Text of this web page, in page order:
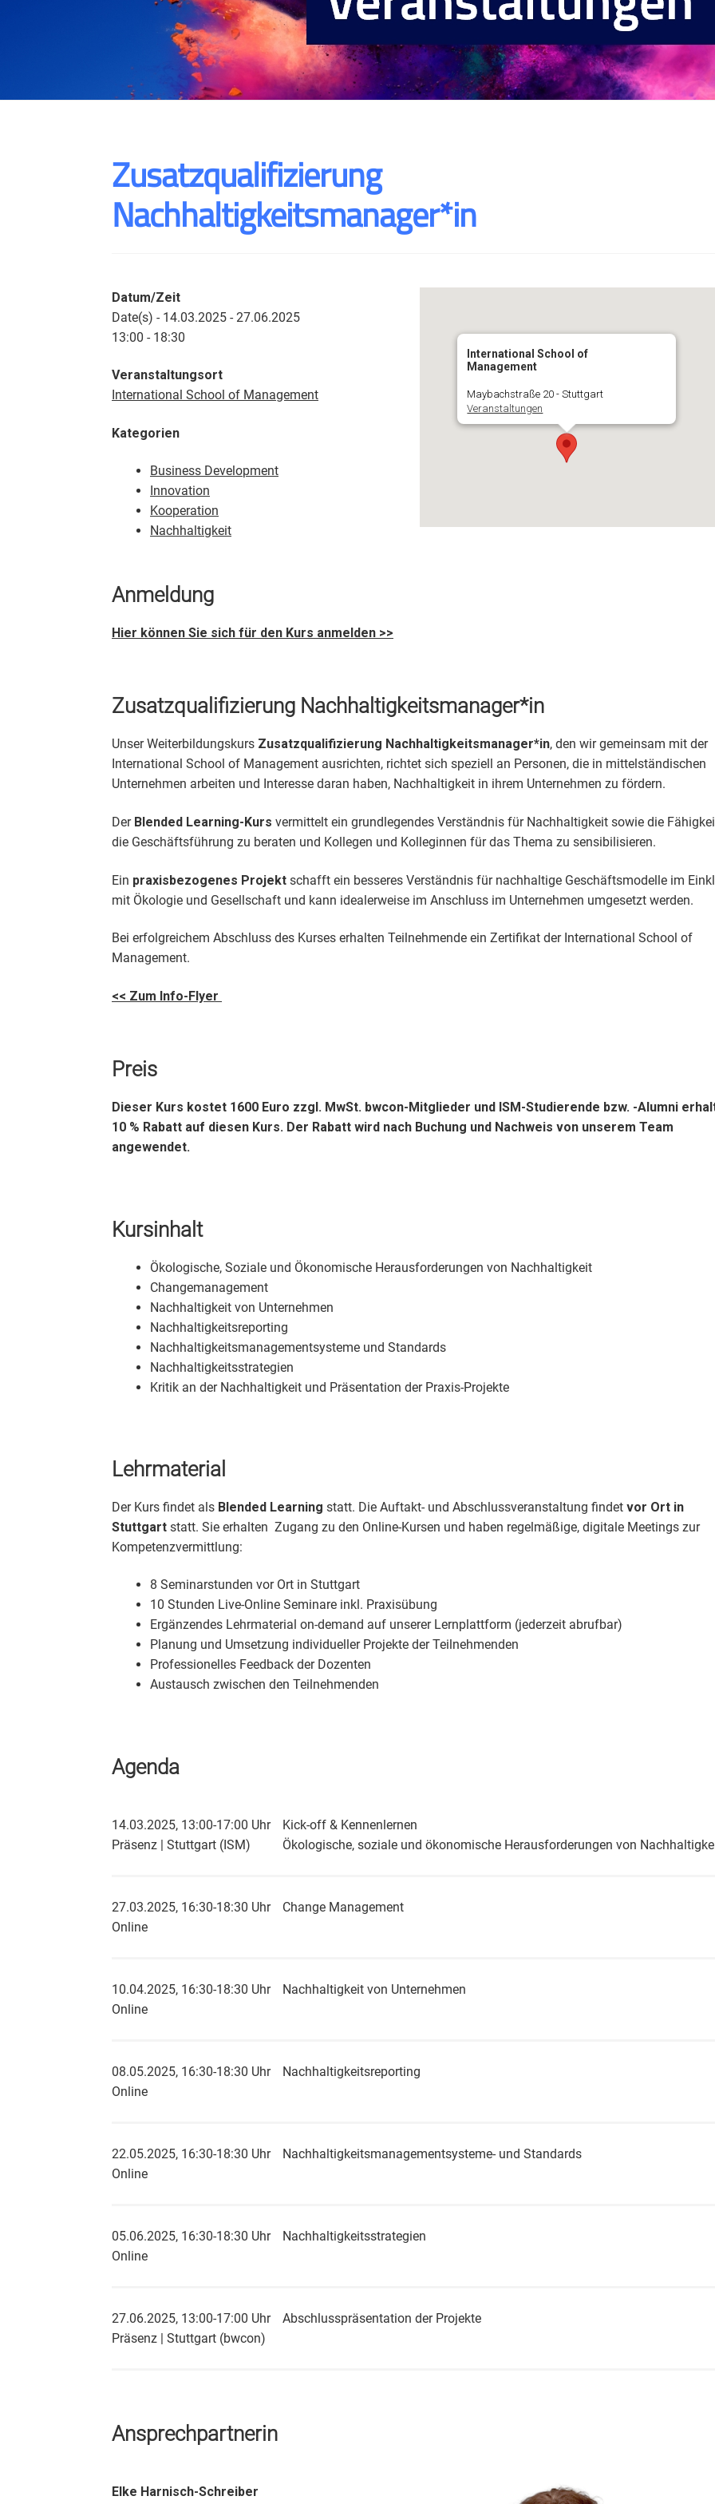
Zusatzqualifizierung
Nachhaltigkeitsmanager*in
International School of
Management
Maybachstraße 20 - Stuttgart
Veranstaltungen
Datum/Zeit
Date(s) - 14.03.2025 - 27.06.2025
13:00 - 18:30
Veranstaltungsort
International School of Management
Kategorien
Business Development
Innovation
Kooperation
Nachhaltigkeit
Anmeldung
Hier können Sie sich für den Kurs anmelden >>
Zusatzqualifizierung Nachhaltigkeitsmanager*in
Unser Weiterbildungskurs Zusatzqualifizierung Nachhaltigkeitsmanager*in, den wir gemeinsam mit der
International School of Management ausrichten, richtet sich speziell an Personen, die in mittelständischen
Unternehmen arbeiten und Interesse daran haben, Nachhaltigkeit in ihrem Unternehmen zu fördern.
Der Blended Learning-Kurs vermittelt ein grundlegendes Verständnis für Nachhaltigkeit sowie die
die Geschäftsführung zu beraten und Kollegen und Kolleginnen für das Thema zu sensibilisieren.
Ein praxisbezogenes Projektschafft ein besseres Verständnis für nachhaltige Geschäftsmodelle im
mit Ökologie und Gesellschaft und kann idealerweise im Anschluss im Unternehmen umgesetzt werden.
Bei erfolgreichem Abschluss des Kurses erhalten Teilnehmende ein Zertifikat der International School of
Management.
<< Zum Info-Flyer
Preis
Dieser Kurs kostet 1600 Euro zzgl . MwSt. bwcon-Mitglieder und ISM-Studierende bzw. -Alumni
10 % Rabatt auf diesen Kurs. Der Rabatt wird nach Buchung und Nachweis von unserem Team
angewendet.
Kursinhalt
Ökologische, Soziale und Ökonomische Herausforderungen von Nachhaltigkeit
Changemanagement
Nachhaltigkeit von Unternehmen
Nachhaltigkeitsreporting
Nachhaltigkeitsmanagementsysteme und Standards
Nachhaltigkeitsstrategien
Kritik an der Nachhaltigkeit und Präsentation der Praxis-Projekte
Lehrmaterial
Der Kurs findet als Blended Learning statt. Die Auftakt- und Abschlussveranstaltung findetvor Ort in
Stuttgart statt. Sie erhalten Zugang zu den Online-Kursen und haben regelmäßige, digitale Meetings zur
Kompetenzvermittlung:
8 Seminarstunden vor Ort in Stuttgart
10 Stunden Live-Online Seminare inkl. Praxisübung
Ergänzendes Lehrmaterial on-demand auf unserer Lernplattform (jederzeit abrufbar)
Planung und Umsetzung individueller Projekte der Teilnehmenden
Professionelles Feedback der Dozenten
Austausch zwischen den Teilnehmenden
Agenda
14.03.2025, 13:00-17:00 Uhr
Präsenz | Stuttgart (ISM)
Kick-off & Kennenlernen
Ökologische, soziale und ökonomische Herausforderungen von
27.03.2025, 16:30-18:30 Uhr
Online
Change Management
10.04.2025, 16:30-18:30 Uhr
Online
Nachhaltigkeit von Unternehmen
08.05.2025, 16:30-18:30 Uhr
Online
Nachhaltigkeitsreporting
22.05.2025, 16:30-18:30 Uhr
Online
Nachhaltigkeitsmanagementsysteme- und Standards
05.06.2025, 16:30-18:30 Uhr
Online
Nachhaltigkeitsstrategien
27.06.2025, 13:00-17:00 Uhr
Präsenz | Stuttgart (bwcon)
Abschlusspräsentation der Projekte
Ansprechpartnerin
Elke Harnisch-Schreiber